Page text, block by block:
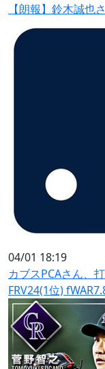
【朗報】鈴木誠也
04/01 18:19
カブスPCAさん、
FRV24(1位)